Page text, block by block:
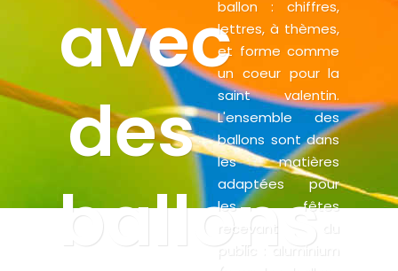
avec
des
ballons
ballon : chiffres,
lettres, à thèmes,
et forme comme
un coeur pour la
saint valentin.
L'ensemble des
ballons sont dans
les matières
adaptées pour
les fêtes
recevant du
public : aluminium